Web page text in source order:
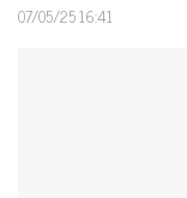
07/05/25 16:41